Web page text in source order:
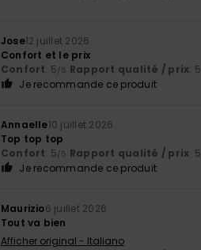
Jose12 juillet 2026
Confort et le prix
Confort: 5/5 Rapport qualité / prix: 5
Je recommande ce produit
Annaelle10 juillet 2026
Top top top
Confort: 5/5 Rapport qualité / prix: 5
Je recommande ce produit
Maurizio6 juillet 2026
Tout va bien
Afficher original - Italiano